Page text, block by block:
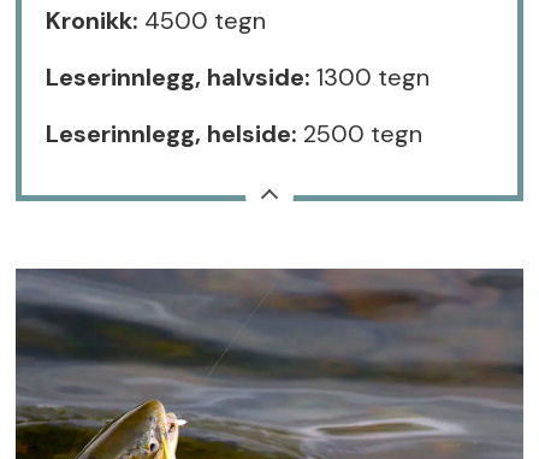
Kronikk: 4500 tegn
Leserinnlegg, halvside:1300 tegn
Leserinnlegg, helside: 2500 tegn